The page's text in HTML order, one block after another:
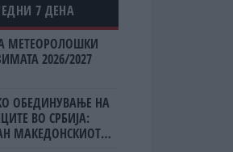
7 ДЕНА
МЕТЕОРОЛОШКИ
2026/2027
ОБЕДИНУВАЊЕ НА
ВО СРБИЈА:
МАКЕДОНСКИОТ